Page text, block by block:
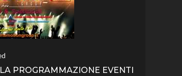
PROGRAMMAZIONE EVENTI